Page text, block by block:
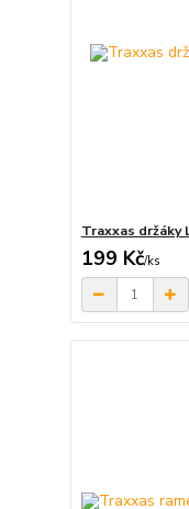
Traxxas držáky
199 Kč/ks